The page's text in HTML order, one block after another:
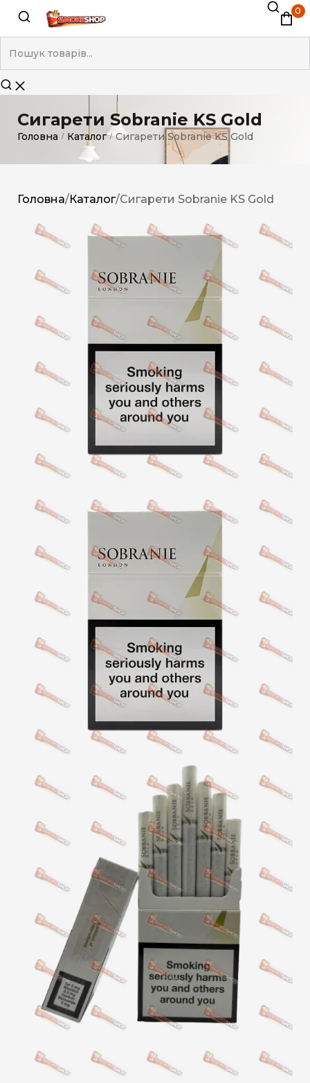
0
Сигарети Sobranie KS Gold
Головна / Каталог / Сигарети Sobranie KS Gold
Головна/Каталог/Сигарети Sobranie KS Gold